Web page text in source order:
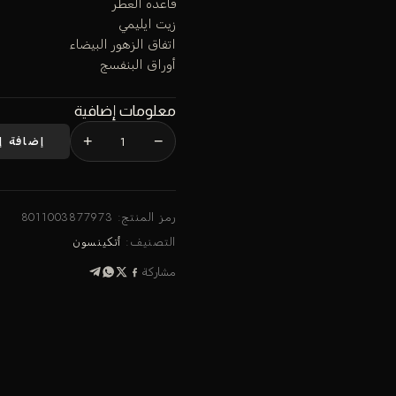
زيت ايليمي
اتفاق الزهور البيضاء
أوراق البنفسج
معلومات إضافية
−
+ إضافة
رمز المنتج: 8011003877973
التصنيف: أتكينسون
مشاركة